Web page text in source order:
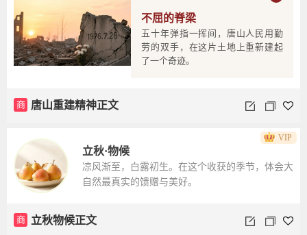
不屈的脊梁
五十年弹指一挥间，唐山人民用勤
劳的双手，在这片土地上重新建起
了一个奇迹。
商 唐山重建精神正文
立秋·物候
凉风渐至，白露初生。在这个收获的季节，体会大
自然最真实的馈赠与美好。
商 立秋物候正文
VIP